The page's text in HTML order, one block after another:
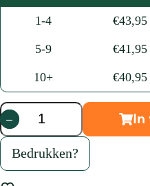
1-4 €43,95
5-9 €41,95
10+ €40,95
GO!mealbox
maaltijdbak
1000ml
aantal
In
Bedrukken?